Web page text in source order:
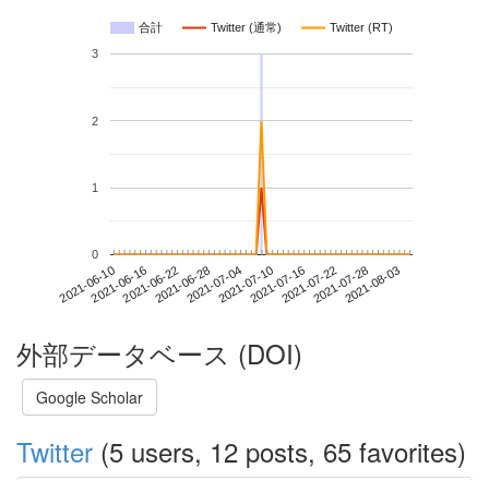
合計 Twitter (通常) Twitter (RT)
2021-06-102021-06-162021-06-222021-06-282021-07-042021-07-102021-07-162021-07-222021-07-282021-08-03
0
1
2
3
外部データベース (DOI)
Google Scholar
Twitter (5 users, 12 posts, 65 favorites)